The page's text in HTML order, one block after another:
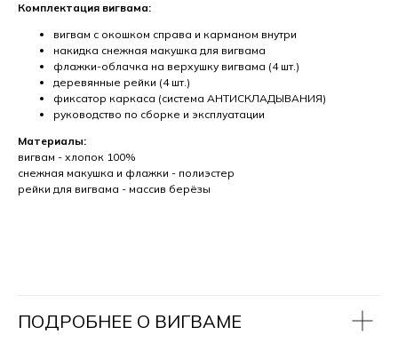
Комплектация вигвама:
вигвам с окошком справа и карманом внутри
накидка снежная макушка для вигвама
флажки-облачка на верхушку вигвама (4 шт.)
деревянные рейки (4 шт.)
фиксатор каркаса (система АНТИСКЛАДЫВАНИЯ)
руководство по сборке и эксплуатации
Материалы:
вигвам - хлопок 100%
снежная макушка и флажки - полиэстер
рейки для вигвама - массив берёзы
ПОДРОБНЕЕ О ВИГВАМЕ